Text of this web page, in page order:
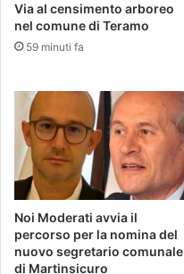
Via al censimento arboreo
nel comune di Teramo
59 minuti fa
Noi Moderati avvia il
percorso per la nomina del
nuovo segretario comunale
di Martinsicuro